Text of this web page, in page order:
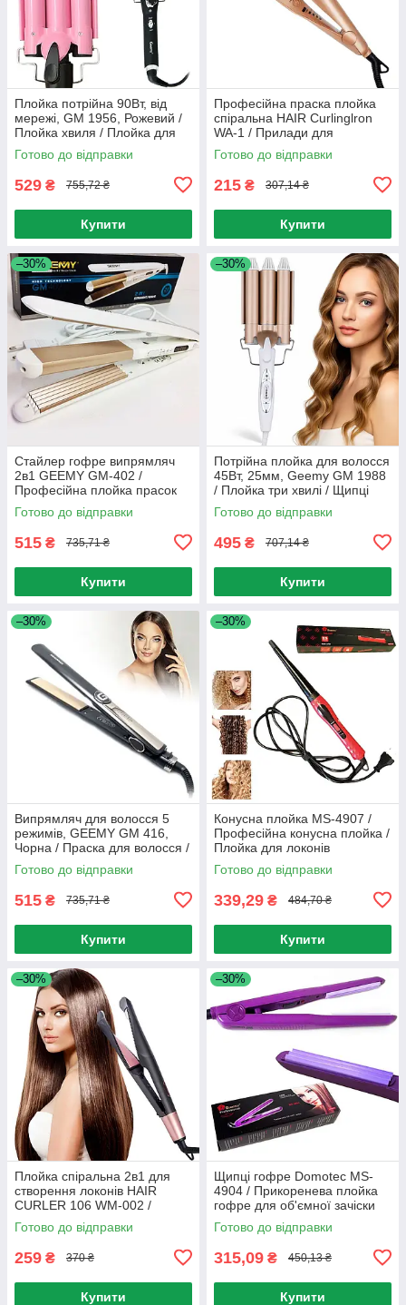
Плойка потрійна 90Вт, від
мережі, GM 1956, Рожевий /
Плойка хвиля / Плойка для
волосся / Щипці для завивки
волосся
Готово до відправки
529 ₴ 755,72 ₴
Купити
Професійна праска плойка
спіральна HAIR Curlinglron
WA-1 / Прилади для
укладання волосся
Готово до відправки
215 ₴ 307,14 ₴
Купити
–30%
Стайлер гофре випрямляч
2в1 GEEMY GM-402 /
Професійна плойка прасок
для волосся
Готово до відправки
515 ₴ 735,71 ₴
Купити
–30%
Потрійна плойка для волосся
45Вт, 25мм, Geemy GM 1988
/ Плойка три хвилі / Щипці
для створення хвиль
Готово до відправки
495 ₴ 707,14 ₴
Купити
–30%
Випрямляч для волосся 5
режимів, GEEMY GM 416,
Чорна / Праска для волосся /
Плойка для волосся
Готово до відправки
515 ₴ 735,71 ₴
Купити
–30%
Конусна плойка MS-4907 /
Професійна конусна плойка /
Плойка для локонів
Готово до відправки
339,29 ₴ 484,70 ₴
Купити
–30%
Плойка спіральна 2в1 для
створення локонів HAIR
CURLER 106 WM-002 /
Спіральний випрямляч для
волосся
Готово до відправки
259 ₴ 370 ₴
Купити
–30%
Щипці гофре Domotec MS-
4904 / Прикоренева плойка
гофре для об'ємної зачіски
Готово до відправки
315,09 ₴ 450,13 ₴
Купити